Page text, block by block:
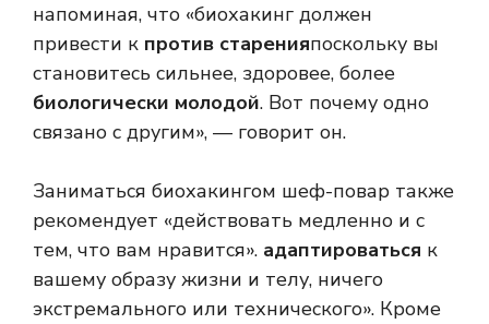
напоминая, что «биохакинг должен
привести к против старенияпоскольку вы
становитесь сильнее, здоровее, более
биологически молодой. Вот почему одно
связано с другим», — говорит он.
Заниматься биохакингом шеф-повар также
рекомендует «действовать медленно и с
тем, что вам нравится». адаптироваться к
вашему образу жизни и телу, ничего
экстремального или технического». Кроме